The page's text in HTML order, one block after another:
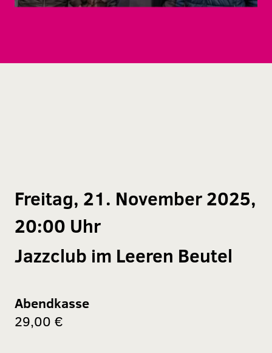
Freitag, 21. November 2025,
20:00 Uhr
Jazzclub im Leeren Beutel
Abendkasse
29,00 €